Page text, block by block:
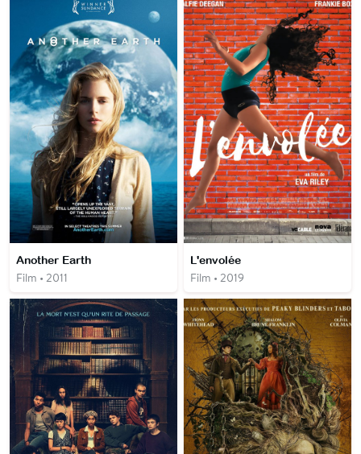
Another Earth
Film • 2011
L'envolée
Film • 2019